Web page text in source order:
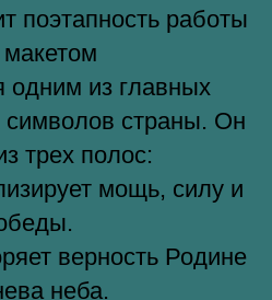
поэтапность работы
одним из главных
символов страны. Он
трех полос:
мощь, силу и
верность Родине
неба.